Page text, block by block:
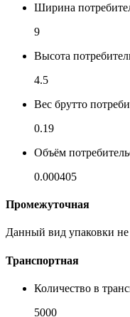
Ширина
9
Высота
4.5
Вес брутто
0.19
Объём
0.000405
Промежуточная
Данный вид упаковки не
Транспортная
Количество в
5000